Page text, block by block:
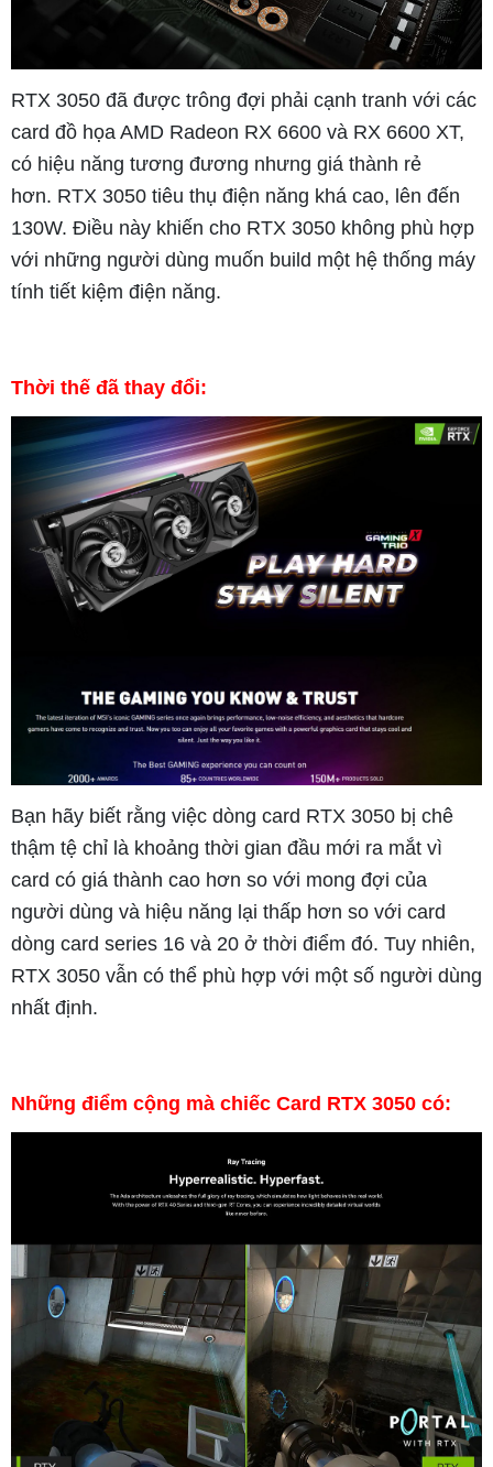
RTX 3050 đã được trông đợi phải cạnh tranh với các
card đồ họa AMD Radeon RX 6600 và RX 6600 XT,
có hiệu năng tương đương nhưng giá thành rẻ
hơn. RTX 3050 tiêu thụ điện năng khá cao, lên đến
130W. Điều này khiến cho RTX 3050 không phù hợp
với những người dùng muốn build một hệ thống máy
tính tiết kiệm điện năng.
Thời thế đã thay đổi:
Bạn hãy biết rằng việc dòng card RTX 3050 bị chê
thậm tệ chỉ là khoảng thời gian đầu mới ra mắt vì
card có giá thành cao hơn so với mong đợi của
người dùng và hiệu năng lại thấp hơn so với card
dòng card series 16 và 20 ở thời điểm đó. Tuy nhiên,
RTX 3050 vẫn có thể phù hợp với một số người dùng
nhất định.
Những điểm cộng mà chiếc Card RTX 3050 có: